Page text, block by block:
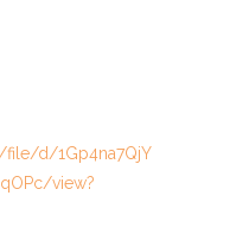
d/1Gp4na7QjY
view?